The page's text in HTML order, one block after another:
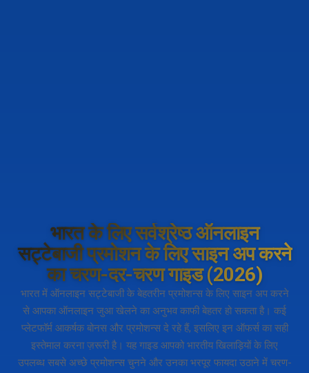
भारत के लिए सर्वश्रेष्ठ ऑनलाइन
सट्टेबाजी प्रमोशन के लिए साइन अप करने
का चरण-दर-चरण गाइड (2026)
भारत में ऑनलाइन सट्टेबाजी के बेहतरीन प्रमोशन्स के लिए साइन अप करने
से आपका ऑनलाइन जुआ खेलने का अनुभव काफी बेहतर हो सकता है। कई
प्लेटफॉर्म आकर्षक बोनस और प्रमोशन्स दे रहे हैं, इसलिए इन ऑफर्स का सही
इस्तेमाल करना ज़रूरी है। यह गाइड आपको भारतीय खिलाड़ियों के लिए
उपलब्ध सबसे अच्छे प्रमोशन्स चुनने और उनका भरपूर फायदा उठाने में चरण-